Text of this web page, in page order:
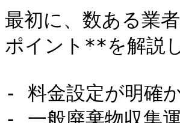
最初に、数ある業
ポイント**を解説
- 料金設定が明確